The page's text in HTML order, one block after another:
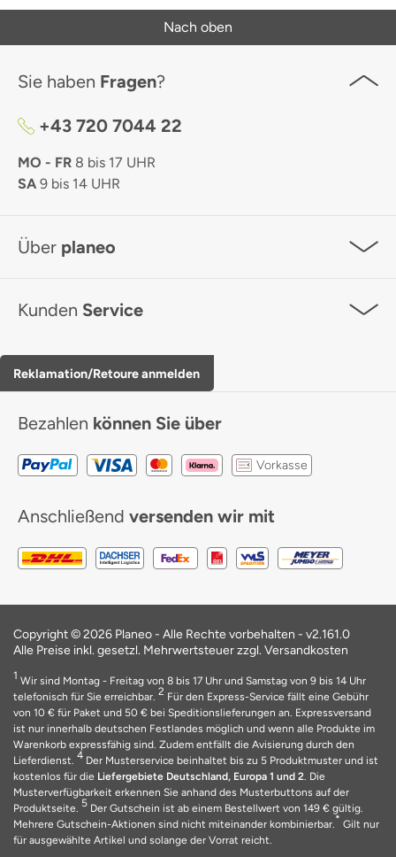
Nach oben
Sie haben Fragen?
+43 720 7044 22
MO - FR 8 bis 17 UHR
SA 9 bis 14 UHR
Über planeo
Kunden Service
Reklamation/Retoure anmelden
Bezahlen können Sie über
Vorkasse
Anschließend versenden wir mit
Copyright © 2026 Planeo - Alle Rechte vorbehalten - v2.161.0
Alle Preise inkl. gesetzl. Mehrwertsteuer zzgl. Versandkosten
1 Wir sind Montag - Freitag von 8 bis 17 Uhr und Samstag von 9 bis 14 Uhr
telefonisch für Sie erreichbar. 2 Für den Express-Service fällt eine Gebühr
von 10 € für Paket und 50 € bei Speditionslieferungen an. Expressversand
ist nur innerhalb deutschen Festlandes möglich und wenn alle Produkte im
Warenkorb expressfähig sind. Zudem entfällt die Avisierung durch den
Lieferdienst. 4 Der Musterservice beinhaltet bis zu 5 Produktmuster und ist
kostenlos für die Liefergebiete Deutschland, Europa 1 und 2. Die
Musterverfügbarkeit erkennen Sie anhand des Musterbuttons auf der
Produktseite. 5 Der Gutschein ist ab einem Bestellwert von 149 € gültig.
Mehrere Gutschein-Aktionen sind nicht miteinander kombinierbar.* Gilt nur
für ausgewählte Artikel und solange der Vorrat reicht.